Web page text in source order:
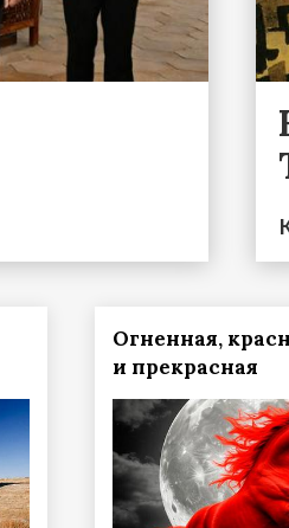
Огненная,
и прекрасная